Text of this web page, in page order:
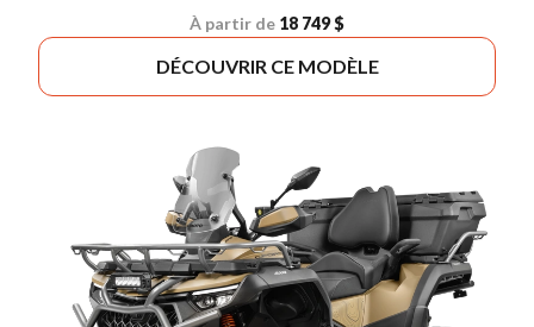
À partir de 18 749 $
DÉCOUVRIR CE MODÈLE